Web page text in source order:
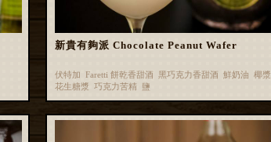
新貴有夠派 Chocolate Peanut Wafer
伏特加 Faretti 餅乾香甜酒 黑巧克力香甜酒 鮮奶油 椰漿
花生糖漿 巧克力苦精 鹽